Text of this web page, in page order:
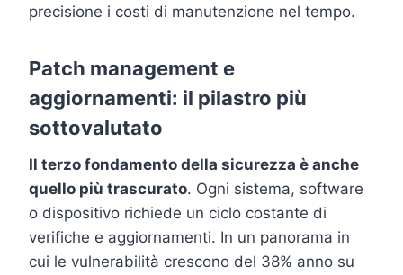
precisione i costi di manutenzione nel tempo.
Patch management e
aggiornamenti: il pilastro più
sottovalutato
Il terzo fondamento della sicurezza è anche
quello più trascurato. Ogni sistema, software
o dispositivo richiede un ciclo costante di
verifiche e aggiornamenti. In un panorama in
cui le vulnerabilità crescono del 38% anno su